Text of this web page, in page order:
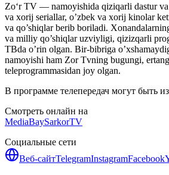
Zo‘r TV — namoyishida qiziqarli dastur
va xorij seriallar, o’zbek va xorij kinolar
va qo’shiqlar berib boriladi.
va milliy qo’shiqlar uzviyligi, qizizqarli
ТВda o’rin olgan. Bir-bibriga
namoyishi ham Zor Tvning bugungi,
teleprogrammasidan joy olgan.
В программе телепередач могут быть
Смотреть онлайн на
MediaBaySarkorTV
Социальные сети
Веб-сайтTelegramInstagramFacebook